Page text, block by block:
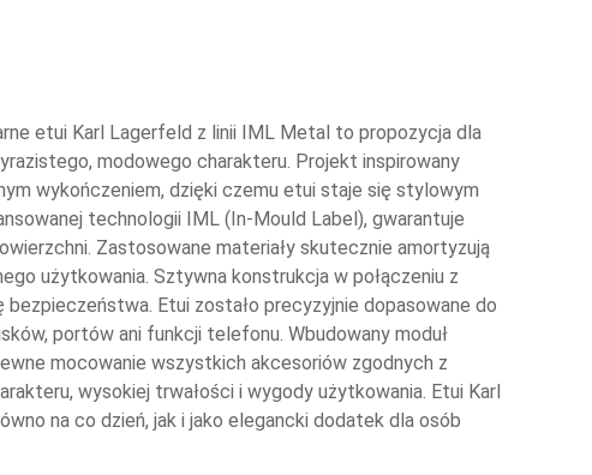
etui Karl Lagerfeld z linii IML Metal to propozycja dla
modowego charakteru. Projekt inspirowany
wykończeniem, dzięki czemu etui staje się stylowym
technologii IML (In-Mould Label), gwarantuje
Zastosowane materiały skutecznie amortyzują
użytkowania. Sztywna konstrukcja w połączeniu z
Etui zostało precyzyjnie dopasowane do
portów ani funkcji telefonu. Wbudowany moduł
mocowanie wszystkich akcesoriów zgodnych z
wysokiej trwałości i wygody użytkowania. Etui Karl
na co dzień, jak i jako elegancki dodatek dla osób